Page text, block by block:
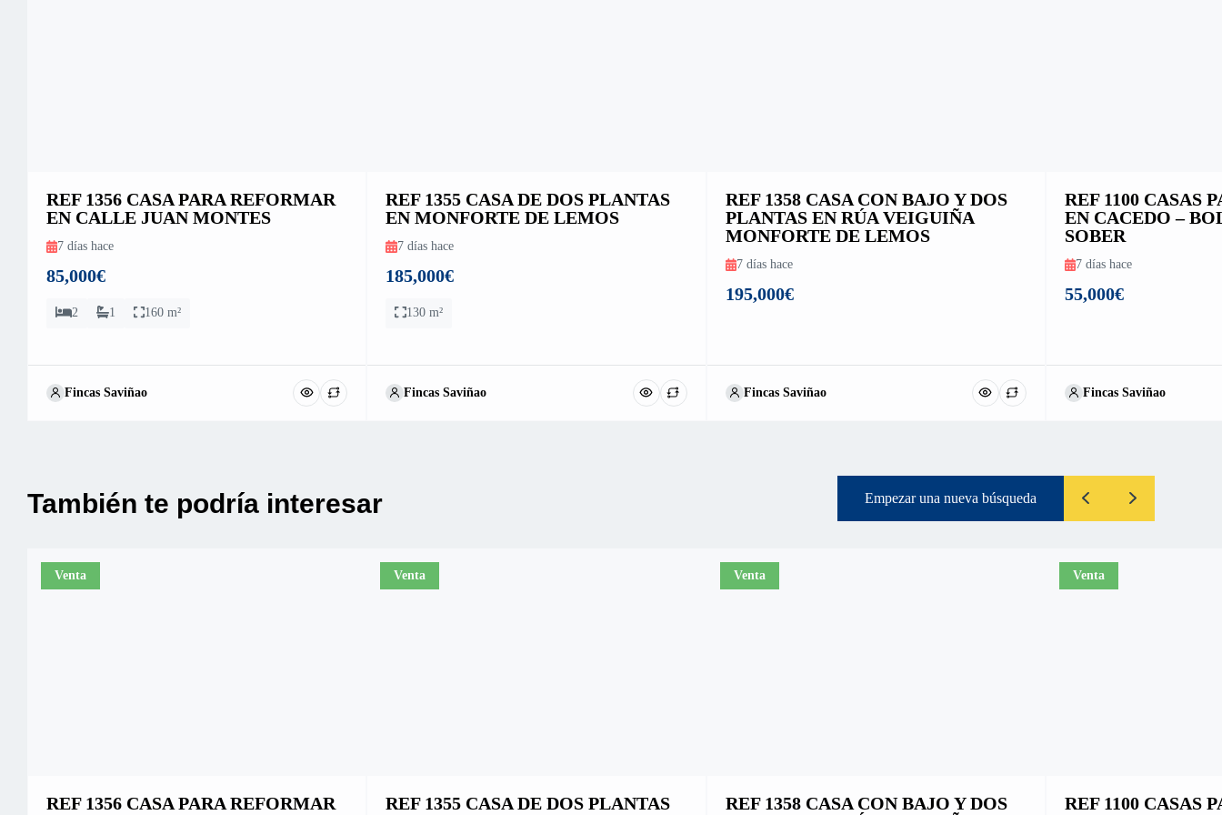
REF 1356 CASA PARA REFORMAR
EN CALLE JUAN MONTES
7 días hace
85,000€
2 1 160 m²
Fincas Saviñao
REF 1355 CASA DE DOS PLANTAS
EN MONFORTE DE LEMOS
7 días hace
185,000€
130 m²
Fincas Saviñao
REF 1358 CASA CON BAJO Y DOS
PLANTAS EN RÚA VEIGUIÑA
MONFORTE DE LEMOS
7 días hace
195,000€
Fincas Saviñao
REF 1100 CASAS
EN CACEDO –
SOBER
7 días hace
55,000€
Fincas Saviñao
También te podría interesar Empezar una nueva búsqueda
Venta
REF 1356 CASA PARA REFORMAR
Venta
REF 1355 CASA DE DOS PLANTAS
Venta
REF 1358 CASA CON BAJO Y DOS
Venta
REF 1100 CASAS